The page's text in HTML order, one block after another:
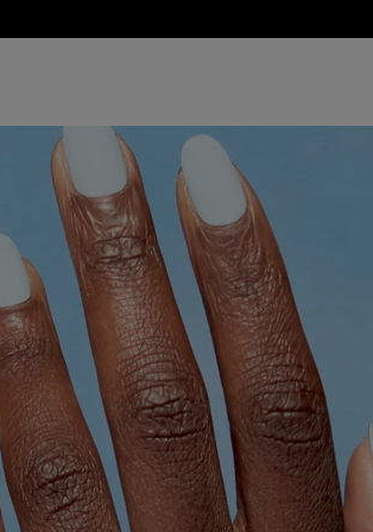
RAINDROP EXPECTATIONS